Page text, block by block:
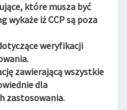
które musza być
iż CCP są poza
weryfikacji
zawierającą wszystkie
dla
zastosowania.